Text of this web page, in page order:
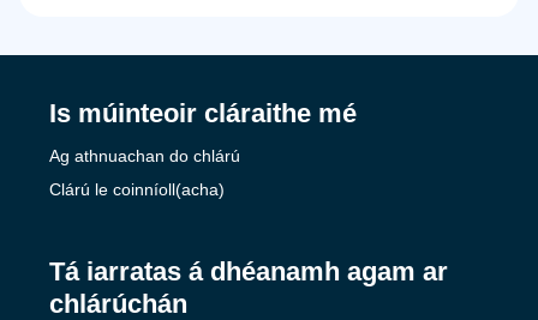
Is múinteoir cláraithe mé
Ag athnuachan do chlárú
Clárú le coinníoll(acha)
Tá iarratas á dhéanamh agam ar
chlárúchán